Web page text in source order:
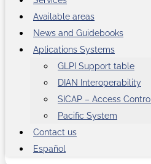
Available areas
News and Guidebooks
Aplications Systems
GLPI Support table
DIAN Interoperability
SICAP – Access Control
Pacific System
Contact us
Español